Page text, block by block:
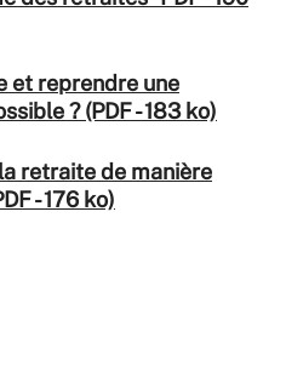
et reprendre une
? (PDF - 183 ko)
retraite de manière
- 176 ko)